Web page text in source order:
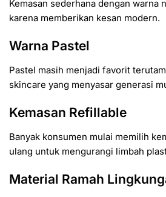
Kemasan sederhana dengan warna
karena memberikan kesan modern.
Warna Pastel
Pastel masih menjadi favorit
skincare yang menyasar generasi
Kemasan Refillable
Banyak konsumen mulai memilih
ulang untuk mengurangi limbah
Material Ramah